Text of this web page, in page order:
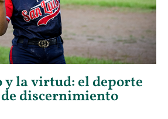
y la virtud: el deporte
discernimiento